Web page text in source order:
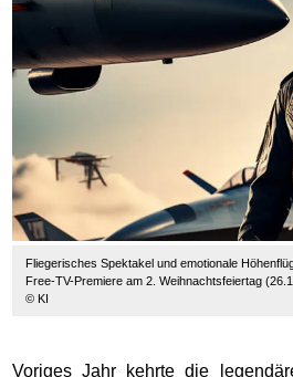
Fliegerisches Spektakel und emotionale
Free-TV-Premiere am 2. Weihnachtsfeiertag
© KI
Voriges Jahr kehrte die